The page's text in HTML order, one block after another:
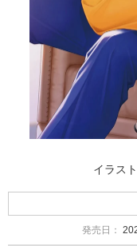
イラス
発売日：